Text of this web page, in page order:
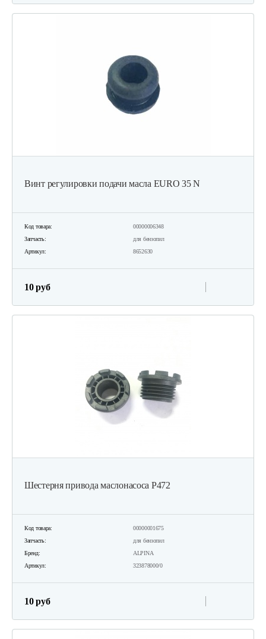
Винт регулировки подачи масла EURO 35 N
Код товара:
00000006348
Запчасть:
для бензопил
Артикул:
8652630
10 руб
Шестерня привода маслонасоса P472
Код товара:
00000001675
Запчасть:
для бензопил
Бренд:
ALPINA
Артикул:
323878000/0
10 руб